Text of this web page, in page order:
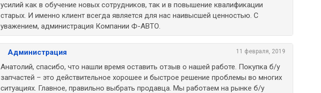
усилий как в обучение новых сотрудников, так и в повышение квалификации
старых. И именно клиент всегда является для нас наивысшей ценностью. С
уважением, администрация Компании Ф-АВТО.
11 февраля, 2019
Администрация
Анатолий, спасибо, что нашли время оставить отзыв о нашей работе. Покупка б/у
запчастей – это действительное хорошее и быстрое решение проблемы во многих
ситуациях. Главное, правильно выбрать продавца. Мы работаем на рынке б/у